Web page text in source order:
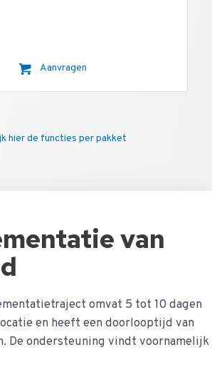
Aanvragen
hier de functies per pakket
van
omvat 5 tot 10 dagen
en heeft een doorlooptijd van
De ondersteuning vindt voornamelijk